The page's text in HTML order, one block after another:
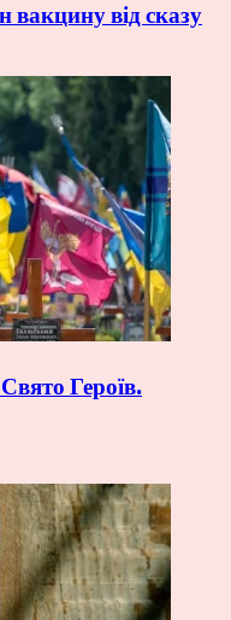
вакцину від сказу
Героїв.